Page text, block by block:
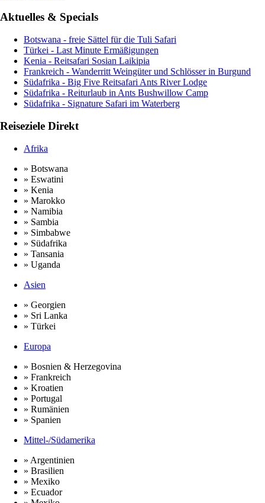
Aktuelles & Specials
Botswana - freie Sättel für die Tuli Safari
Türkei - Last Minute Ermäßigungen
Kenia - Reitsafari Sosian Laikipia
Frankreich - Wanderritt Weingüter und Schlösser in Burgund
Südafrika - Big Five Reitsafari Ants River Lodge
Südafrika - Reiturlaub in Ants Bushwillow Camp
Südafrika - Signature Safari im Waterberg
Reiseziele Direkt
Afrika
» Botswana
» Eswatini
» Kenia
» Marokko
» Namibia
» Sambia
» Simbabwe
» Südafrika
» Tansania
» Uganda
Asien
» Georgien
» Sri Lanka
» Türkei
Europa
» Bosnien & Herzegovina
» Frankreich
» Kroatien
» Portugal
» Rumänien
» Spanien
Mittel-/Südamerika
» Argentinien
» Brasilien
» Mexiko
» Ecuador